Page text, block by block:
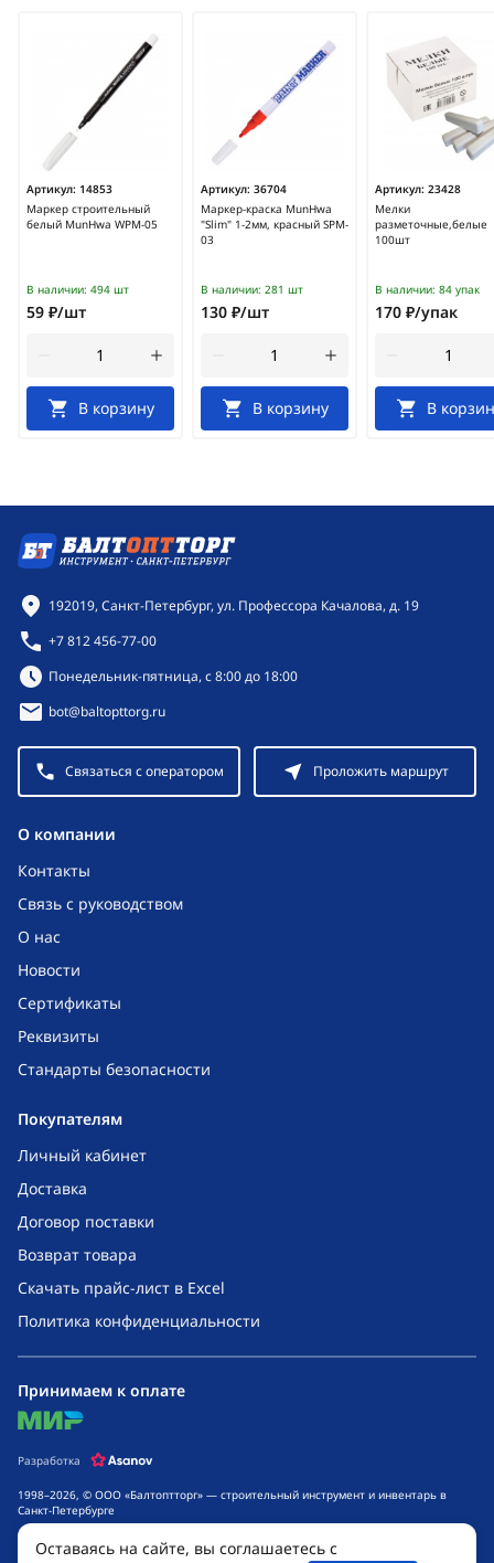
Артикул: 14853
Маркер строительный
белый MunHwa WPM-05
В наличии: 494 шт
59 ₽/шт
В корзину
Артикул: 36704
Маркер-краска MunHwa
"Slim" 1-2мм, красный SPM-
03
В наличии: 281 шт
130 ₽/шт
В корзину
Артикул: 23428
Мелки
разметочные,белые
100шт
В наличии: 84 упак
170 ₽/упак
В
O компании
Контакты
Связь с руководством
О нас
Новости
Сертификаты
Реквизиты
Стандарты безопасности
Покупателям
Личный кабинет
Доставка
Договор поставки
Возврат товара
Скачать прайс-лист в Excel
Политика конфиденциальности
Контактная информация
192019, Санкт-Петербург, ул. Профессора Качалова, д. 19
+7 812 456-77-00
Режим работы:
Понедельник-пятница, с 8:00 до 18:00
bot@baltopttorg.ru
Связаться с оператором Проложить маршрут
1998–2026, © ООО «Балтоптторг» — строительный инструмент и инвентарь в
Санкт-Петербурге
Обращаем ваше внимание на то, что данный интернет-сайт носит исключительно
информационный характер и ни при каких условиях не является публичной
Принимаем к оплате
mir
Разработка
Оставаясь на сайте, вы соглашаетесь с